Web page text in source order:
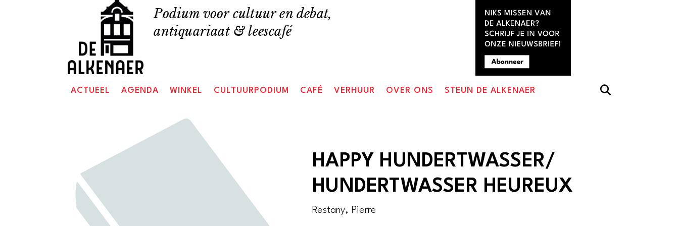
Podium voor cultuur en debat,
antiquariaat & leescafé
ACTUEEL AGENDA WINKEL CULTUURPODIUM CAFÉ VERHUUR OVER ONS STEUN DE ALKENAER
HAPPY HUNDERTWASSER/
HUNDERTWASSER HEUREUX
Restany, Pierre